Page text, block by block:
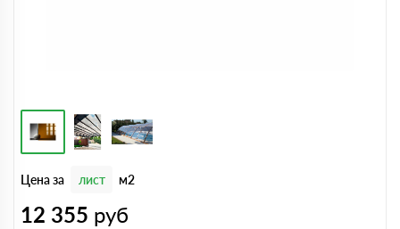
Цена за лист м2
12 355 руб